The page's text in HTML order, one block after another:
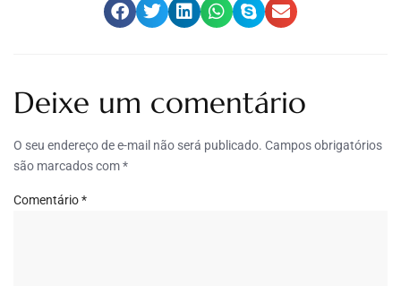
Deixe um comentário
O seu endereço de e-mail não será publicado. Campos obrigatórios
são marcados com*
Comentário*